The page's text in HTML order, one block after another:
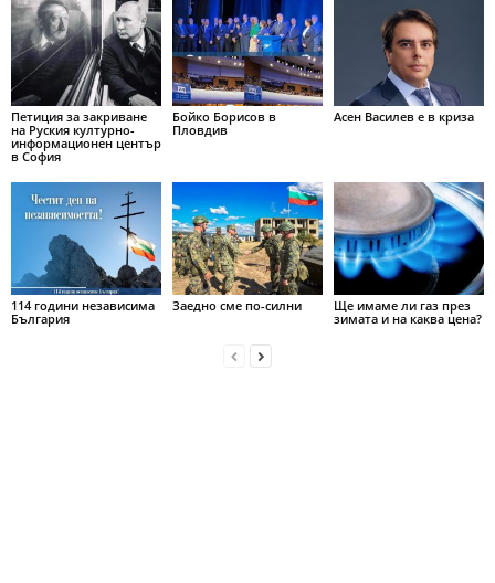
Петиция за закриване
на Руския културно-
информационен център
в София
Бойко Борисов в
Пловдив
Асен Василев е в криза
114 години независима
България
Заедно сме по-силни
Ще имаме ли газ през
зимата и на каква цена?